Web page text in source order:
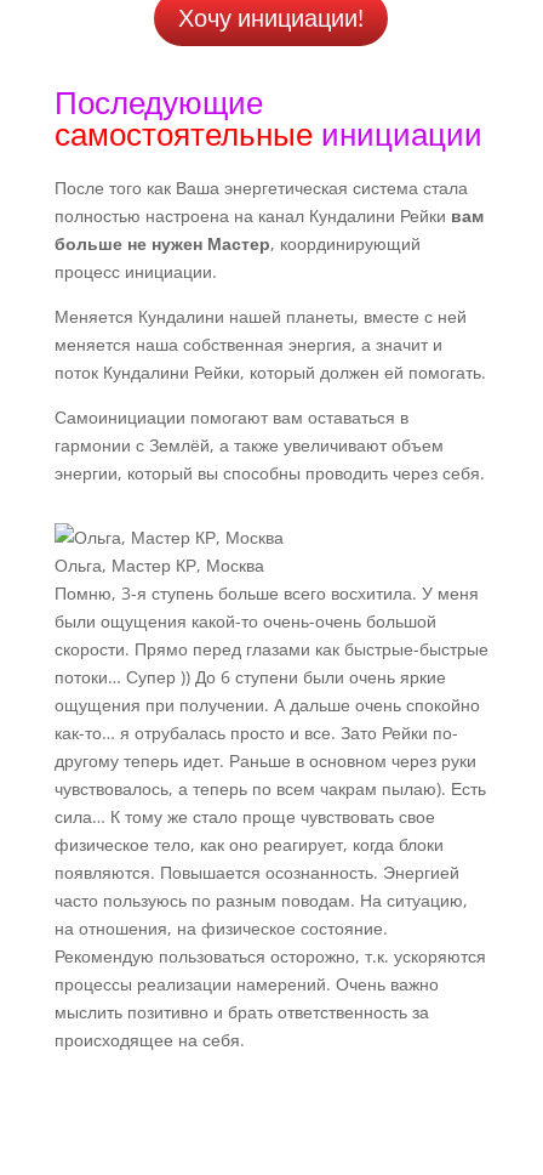
Хочу инициации!
Последующие
самостоятельные инициации
После того как Ваша энергетическая система стала
полностью настроена на канал Кундалини Рейки вам
больше не нужен Мастер, координирующий
процесс инициации.
Меняется Кундалини нашей планеты, вместе с ней
меняется наша собственная энергия, а значит и
поток Кундалини Рейки, который должен ей помогать.
Самоинициации помогают вам оставаться в
гармонии с Землёй, а также увеличивают объем
энергии, который вы способны проводить через себя.
Ольга, Мастер КР, Москва
Помню, 3-я ступень больше всего восхитила. У меня
были ощущения какой-то очень-очень большой
скорости. Прямо перед глазами как быстрые-быстрые
потоки… Супер )) До 6 ступени были очень яркие
ощущения при получении. А дальше очень спокойно
как-то… я отрубалась просто и все. Зато Рейки по-
другому теперь идет. Раньше в основном через руки
чувствовалось, а теперь по всем чакрам пылаю). Есть
сила… К тому же стало проще чувствовать свое
физическое тело, как оно реагирует, когда блоки
появляются. Повышается осознанность. Энергией
часто пользуюсь по разным поводам. На ситуацию,
на отношения, на физическое состояние.
Рекомендую пользоваться осторожно, т.к. ускоряются
процессы реализации намерений. Очень важно
мыслить позитивно и брать ответственность за
происходящее на себя.